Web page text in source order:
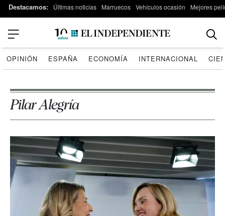
Destacamos: Últimas noticias Marruecos Vehículos ocasión Mejores
OPINIÓN ESPAÑA ECONOMÍA INTERNACIONAL
Pilar Alegría